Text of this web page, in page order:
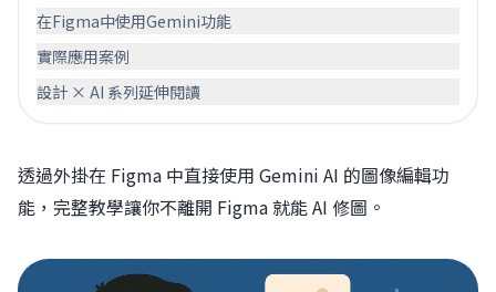
在Figma中使用Gemini功能
實際應用案例
設計 × AI 系列延伸閱讀
透過外掛在 Figma 中直接使用 Gemini AI 的圖像編輯功
能，完整教學讓你不離開 Figma 就能 AI 修圖。